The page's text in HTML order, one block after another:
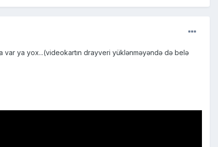
var ya yox...(videokartın drayveri yüklənməyəndə də belə